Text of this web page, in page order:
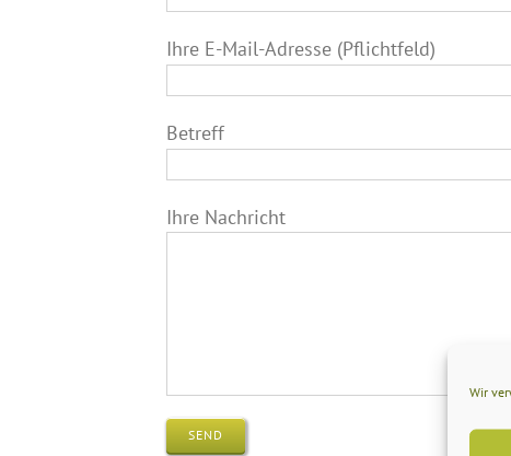
Wir
Ihre E-Mail-Adresse (Pflichtfeld)
Betreff
Ihre Nachricht